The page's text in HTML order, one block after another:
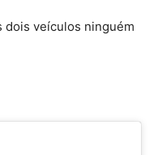
dois veículos ninguém